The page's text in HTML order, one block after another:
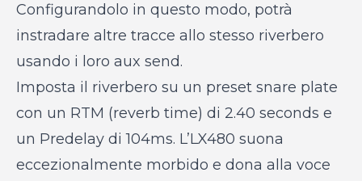
Configurandolo in questo modo, potrà
instradare altre tracce allo stesso riverbero
usando i loro aux send.
Imposta il riverbero su un preset snare plate
con un RTM (reverb time) di 2.40 seconds e
un Predelay di 104ms. L’LX480 suona
eccezionalmente morbido e dona alla voce